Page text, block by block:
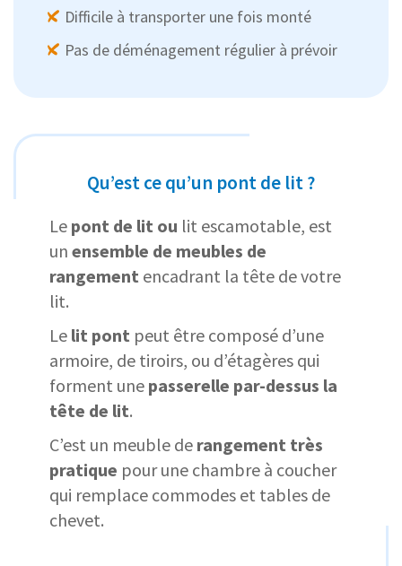
Difficile à transporter une fois monté
Pas de déménagement régulier à prévoir
Qu’est ce qu’un pont de lit ?
Le pont de lit ou lit escamotable, est
un ensemble de meubles de
rangement encadrant la tête de votre
lit.
Le lit pont peut être composé d’une
armoire, de tiroirs, ou d’étagères qui
forment une passerelle par-dessus la
tête de lit.
C’est un meuble de rangement très
pratique pour une chambre à coucher
qui remplace commodes et tables de
chevet.